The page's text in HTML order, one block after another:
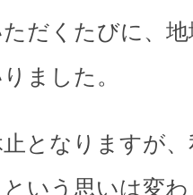
だくたびに、
ました。
となりますが
いう思いは変